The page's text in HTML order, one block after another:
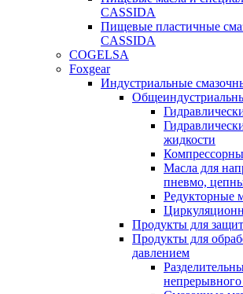
CASSIDA
Пищевые пластичные
CASSIDA
COGELSA
Foxgear
Индустриальные
жидкости
Масла для
пневмо,
Редукторные
Продукты для
Продукты для
давлением
непрерывного